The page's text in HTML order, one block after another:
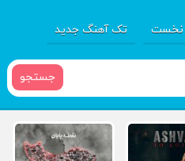
نخست تک آهنگ جدید
جستجو